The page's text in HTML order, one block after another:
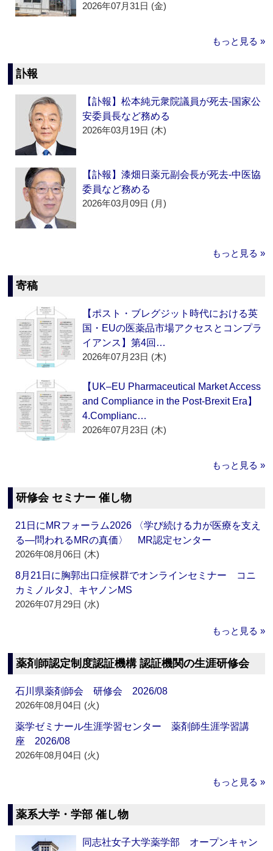
2026年07月31日 (金)
もっと見る »
訃報
【訃報】松本純元衆院議員が死去‐国家公
安委員長など務める
2026年03月19日 (木)
【訃報】漆畑日薬元副会長が死去‐中医協
委員など務める
2026年03月09日 (月)
もっと見る »
寄稿
【ポスト・ブレグジット時代における英
国・EUの医薬品市場アクセスとコンプラ
イアンス】第4回…
2026年07月23日 (木)
【UK–EU Pharmaceutical Market Access
and Compliance in the Post-Brexit Era】
4.Complianc…
2026年07月23日 (木)
もっと見る »
研修会 セミナー 催し物
21日にMRフォーラム2026 〈学び続ける力が医療を支え
る―問われるMRの真価〉 MR認定センター
2026年08月06日 (木)
8月21日に胸郭出口症候群でオンラインセミナー コニ
カミノルタJ、キヤノンMS
2026年07月29日 (水)
もっと見る »
薬剤師認定制度認証機構 認証機関の生涯研修会
石川県薬剤師会 研修会 2026/08
2026年08月04日 (火)
薬学ゼミナール生涯学習センター 薬剤師生涯学習講
座 2026/08
2026年08月04日 (火)
もっと見る »
薬系大学・学部 催し物
同志社女子大学薬学部 オープンキャン